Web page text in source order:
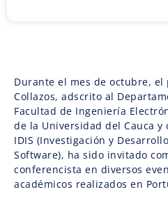
Durante el mes de octubre,
Collazos, adscrito al
Facultad de Ingeniería
de la Universidad del Cauca
IDIS (Investigación y
Software), ha sido invitado
conferencista en diversos
académicos realizados en